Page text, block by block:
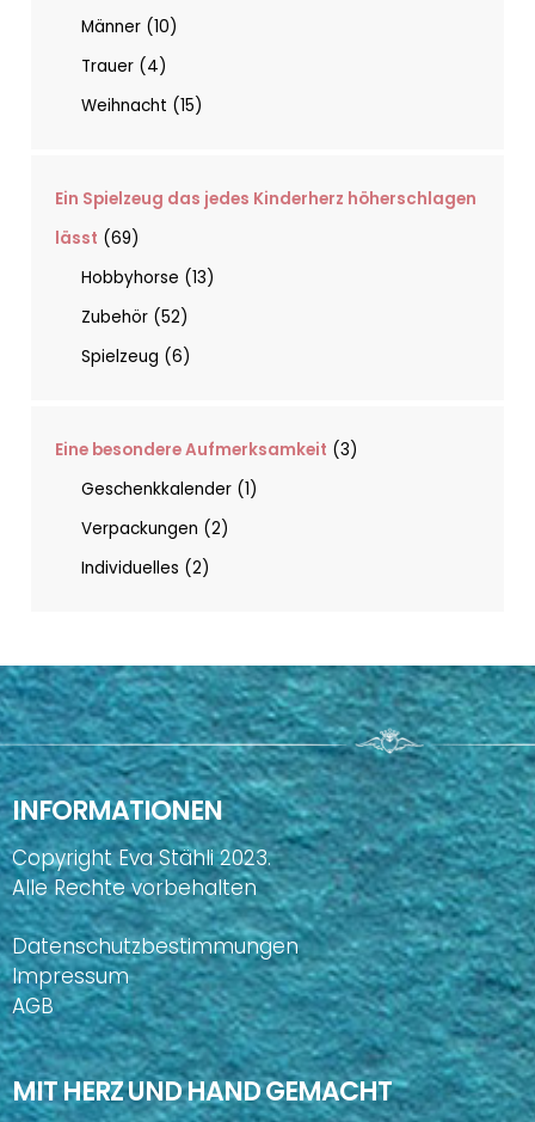
Männer 10
Trauer
4
Weihnacht
15
Ein Spielzeug das jedes Kinderherz höherschlagen
lässt
69
Hobbyhorse
13
Zubehör 52
Spielzeug
6
Eine besondere Aufmerksamkeit
3
Geschenkkalender 1
Verpackungen
2
Individuelles
2
INFORMATIONEN
Copyright Eva Stähli 2023.
Alle Rechte vorbehalten
Datenschutzbestimmungen
Impressum
AGB
MIT HERZ UND HAND GEMACHT